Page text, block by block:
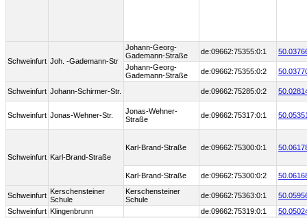
Schweinfurt Joh. -Gademann-Str
Johann-Georg-
Gademann-Straße
de:09662:75355:0:1
Johann-Georg-
Gademann-Straße
de:09662:75355:0:2
Schweinfurt Johann-Schirmer-Str. de:09662:75285:0:2
Schweinfurt Jonas-Wehner-Str.
Jonas-Wehner-
Straße
de:09662:75317:0:1
Schweinfurt Karl-Brand-Straße
Karl-Brand-Straße de:09662:75300:0:1
Karl-Brand-Straße de:09662:75300:0:2
Schweinfurt Kerschensteiner
Schule
Kerschensteiner
Schule
de:09662:75363:0:1
Schweinfurt Klingenbrunn de:09662:75319:0:1